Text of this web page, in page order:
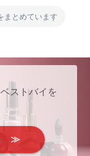
まとめています
ストバイを
≫